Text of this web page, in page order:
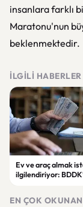
insanlara farklı
Maratonu'nun
beklenmektedir.
İLGILI HABERLER
Ev ve araç almak
ilgilendiriyor:
EN ÇOK